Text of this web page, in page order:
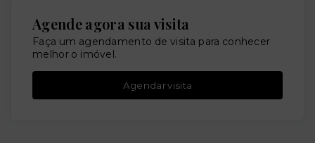
Agende agora sua visita
Faça um agendamento de visita para conhecer
melhor o imóvel.
Agendar visita